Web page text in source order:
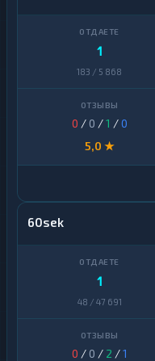
1
183 / 5 868
0 / 0 /1 /0
5,0 ★
60sek
1
48 / 47 691
0 / 0 / 2 /1